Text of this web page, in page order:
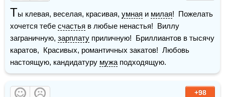
Ты клевая, веселая, красивая, умная и милая!  Пожелать
хочется тебе счастья в любые ненастья!  Виллу
заграничную, зарплату приличную!  Бриллиантов в тысячу
каратов,  Красивых, романтичных закатов!  Любовь
настоящую, кандидатуру мужа подходящую.
+98